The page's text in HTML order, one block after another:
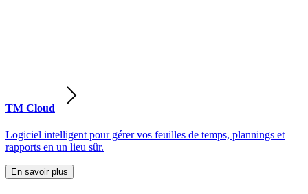
TM Cloud
Logiciel intelligent pour gérer vos feuilles de temps, plannings et
rapports en un lieu sûr.
En savoir plus